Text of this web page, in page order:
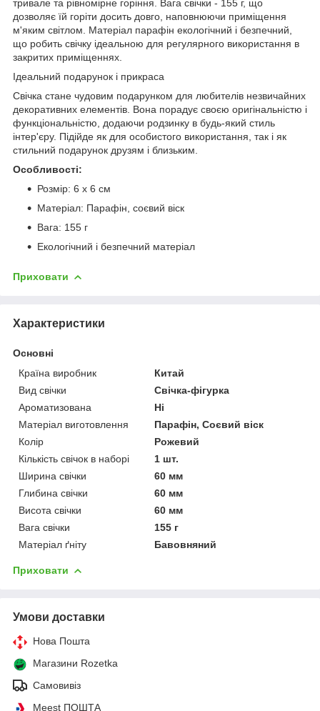
тривале та рівномірне горіння. Вага свічки - 155 г, що
дозволяє їй горіти досить довго, наповнюючи приміщення
м'яким світлом. Матеріал парафін екологічний і безпечний,
що робить свічку ідеальною для регулярного використання в
закритих приміщеннях.
Ідеальний подарунок і прикраса
Свічка стане чудовим подарунком для любителів незвичайних
декоративних елементів. Вона порадує своєю оригінальністю і
функціональністю, додаючи родзинку в будь-який стиль
інтер'єру. Підійде як для особистого використання, так і як
стильний подарунок друзям і близьким.
Особливості:
Розмір: 6 х 6 см
Матеріал: Парафін, соєвий віск
Вага: 155 г
Екологічний і безпечний матеріал
Приховати
Характеристики
Основні
Країна виробник
Китай
Вид свічки
Свічка-фігурка
Ароматизована
Ні
Матеріал виготовлення
Парафін, Соєвий віск
Колір
Рожевий
Кількість свічок в наборі
1 шт.
Ширина свічки
60 мм
Глибина свічки
60 мм
Висота свічки
60 мм
Вага свічки
155 г
Матеріал ґніту
Бавовняний
Приховати
Умови доставки
Нова Пошта
Магазини Rozetka
Самовивіз
Meest ПОШТА